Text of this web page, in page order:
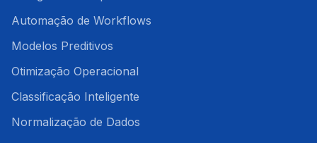
Automação de Workflows
Modelos Preditivos
Otimização Operacional
Classificação Inteligente
Normalização de Dados